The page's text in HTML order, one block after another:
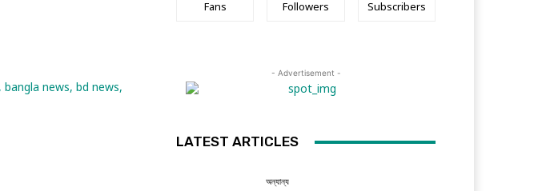
Fans Followers Subscribers
- Advertisement -
LATEST ARTICLES
অন্যান্য